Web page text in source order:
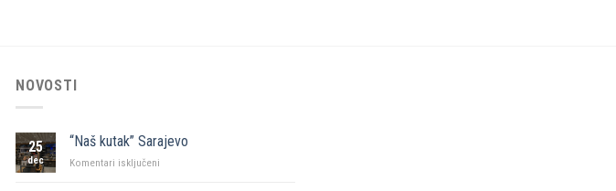
NOVOSTI
25
dec
“Naš kutak” Sarajevo
Komentari isključeni